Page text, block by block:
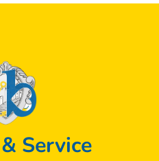
Service